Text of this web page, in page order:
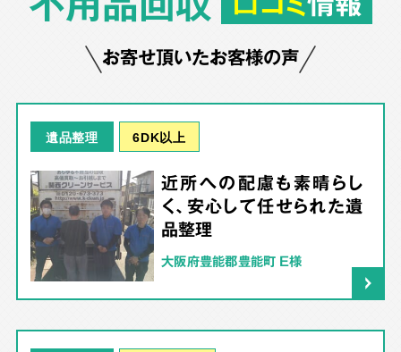
お寄せ頂いたお客様の声
遺品整理 6DK以上
近所への配慮も素晴らし
く、安心して任せられた遺
品整理
大阪府豊能郡豊能町 E様